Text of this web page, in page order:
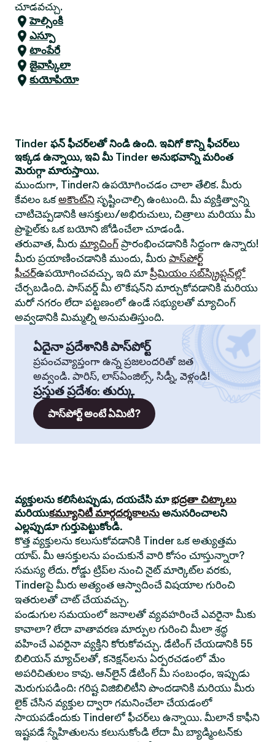
చూడవచ్చు.
హెల్సింకి
ఎస్పూ
టాంపేరే
జైవాస్కిలా
కుయోపియో
Tinder ఫన్ ఫీచర్‌లతో నిండి ఉంది. ఇవిగో కొన్ని ఫీచర్‌లు
ఇక్కడ ఉన్నాయి, ఇవి మీ Tinder అనుభవాన్ని మరింత
మెరుగ్గా మారుస్తాయి.
ముందుగా, Tinderని ఉపయోగించడం చాలా తేలిక. మీరు
కేవలం ఒకఅకౌంట్‌ని సృష్టించాల్సి ఉంటుంది. మీ వ్యక్తిత్వాన్ని
చాటిచెప్పడానికి ఆసక్తులు/అభిరుచులు, చిత్రాలు మరియు మీ
ప్రొఫైల్‌కు ఒక బయోని జోడించేలా చూడండి.
తరువాత, మీరు మ్యాచింగ్ ప్రారంభించడానికి సిద్ధంగా ఉన్నారు!
మీరు ప్రయాణించడానికి ముందు, మీరు పాస్‌పోర్ట్
ఫీచర్ఉపయోగించవచ్చు, ఇది మాప్రీమియం సబ్‌స్క్రిప్షన్‌ల్లో
చేర్చబడింది. పాస్‌వర్డ్ మీ లొకేషన్‌ని మార్చుకోవడానికి మరియు
మరో నగరం లేదా పట్టణంలో ఉండే సభ్యులతో మ్యాచింగ్
అవ్వడానికి మిమ్మల్ని అనుమతిస్తుంది.
ఏదైనా ప్రదేశానికి పాస్‌పోర్ట్
ప్రపంచవ్యాప్తంగా ఉన్న ప్రజలందరితో జత
అవ్వండి. పారిస్, లాస్‌ఏంజిల్స్, సిడ్నీ, వెళ్లండి!
ప్రస్తుత ప్రదేశం: తుర్కు
పాస్‌పోర్ట్ అంటే ఏమిటి?
వ్యక్తులను కలిసేటప్పుడు, దయచేసి మాభద్రతా చిట్కాలు
మరియుకమ్యూనిటీ మార్గదర్శకాలను అనుసరించాలని
ఎల్లప్పుడూ గుర్తుపెట్టుకోండి.
కొత్త వ్యక్తులను కలుసుకోవడానికి Tinder ఒక అత్యుత్తమ
యాప్. మీ ఆసక్తులను పంచుకునే వారి కోసం చూస్తున్నారా?
సమస్య లేదు. రోడ్డు ట్రిప్‌ల నుంచి నైట్ మార్కెట్‌ల వరకు,
Tinderపై మీరు అత్యంత ఆస్వాదించే విషయాల గురించి
ఇతరులతో చాట్ చేయవచ్చు.
పండుగుల సమయంలో జనాలతో వ్యవహరించే ఎవరైనా మీకు
కావాలా? లేదా వాతావరణ మార్పుల గురించి మీలా శ్రద్ధ
వహించే ఎవరైనా వ్యక్తిని కోరుకోవచ్చు. డేటింగ్ చేయడానికి 55
బిలియన్ మ్యాచ్‌లతో, కనెక్షన్‌లను ఏర్పరచడంలో మేం
అపరిచితులం కావు. ఆన్‌లైన్ డేటింగ్ మీ సంబంధం, ఇప్పుడు
మెరుగుపడింది: గరిష్ట విజిబిలిటీని పొందడానికి మరియు మీరు
లైక్ చేసిన వ్యక్తుల ద్వారా గమనించేలా చేయడంలో
సాయపడేందుకు Tinderలో ఫీచర్‌లు ఉన్నాయి. మీలానే కాఫీని
ఇష్టపడే స్నేహితులను కలుసుకోండి లేదా మీ బ్యాడ్మింటన్‌కు